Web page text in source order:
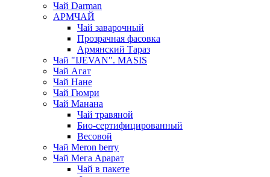
Чай Darman
АРМЧАЙ
Чай заварочный
Прозрачная фасовка
Армянский Тараз
Чай "IJEVAN". MASIS
Чай Агат
Чай Нане
Чай Гюмри
Чай Манана
Чай травяной
Био-сертифицированный
Весовой
Чай Meron berry
Чай Мега Арарат
Чай в пакете